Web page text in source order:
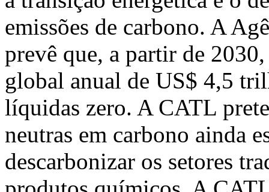
emissões de carbono. A
prevê que, a partir de
global anual de US$ 4,5
líquidas zero. A CATL
neutras em carbono ainda
descarbonizar os setores